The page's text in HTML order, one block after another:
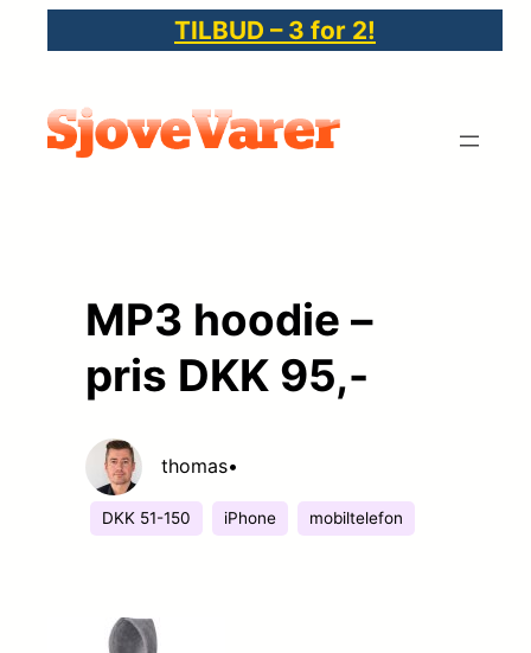
indhold
TILBUD – 3 for 2!
MP3 hoodie –
pris DKK 95,-
thomas•
DKK 51-150 iPhone mobiltelefon